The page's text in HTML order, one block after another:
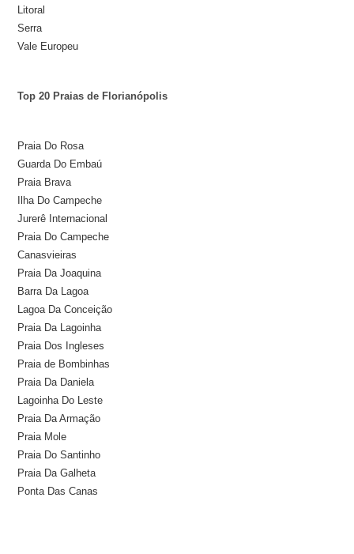
Litoral
Serra
Vale Europeu
Top 20 Praias de Florianópolis
Praia Do Rosa
Guarda Do Embaú
Praia Brava
Ilha Do Campeche
Jurerê Internacional
Praia Do Campeche
Canasvieiras
Praia Da Joaquina
Barra Da Lagoa
Lagoa Da Conceição
Praia Da Lagoinha
Praia Dos Ingleses
Praia de Bombinhas
Praia Da Daniela
Lagoinha Do Leste
Praia Da Armação
Praia Mole
Praia Do Santinho
Praia Da Galheta
Ponta Das Canas